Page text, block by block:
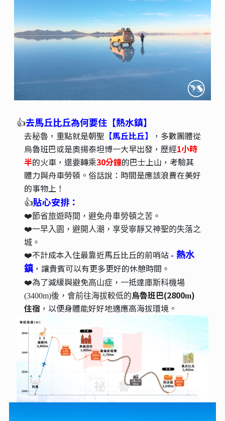
👍去馬丘比丘為何要住【熱水鎮】
去秘魯，重點就是朝聖 【馬丘比丘】
，多數團體從
烏魯班巴或是奧揚泰坦博一大早出發，歷經1小時
半的火車，還要轉乘30分鐘的巴士上山，考驗其
體力與舟車勞頓。俗話說：時間是應該浪費在美好
的事物上！
👍貼心安排：
❤️節省旅遊時間，避免舟車勞頓之苦。
❤️一早入園，避開人潮，享受寧靜又神聖的失落之
城。
❤️不計成本入住最靠近馬丘比丘的前哨站 - 熱水
鎮，讓貴賓可以有更多更好的休憩時間 。
❤️為了減緩與避免高山症， 一抵達庫斯科機場
(3400m)後，會前往海拔較低的烏魯班巴(2800m)
住宿 ，以便身體能好好地適應高海拔環境。